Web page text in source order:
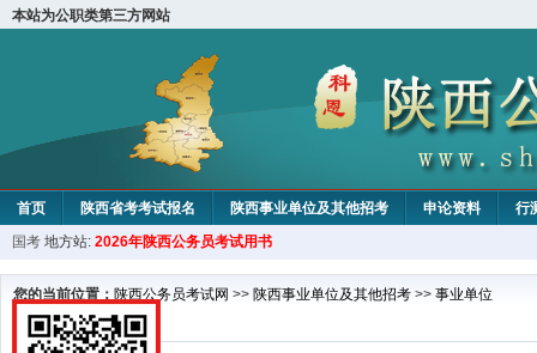
本站为公职类第三方网站
首页 陕西省考考试报名 陕西事业单位及其他招考 申论资料
行
国考 地方站: 2026年陕西公务员考试用书
您的当前位置： 陕西公务员考试网 >> 陕西事业单位及其他招考 >> 事业单位